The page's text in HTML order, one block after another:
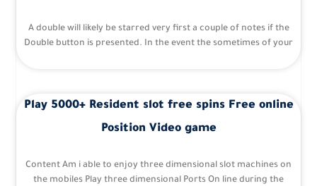
A double will likely be starred very first a couple of notes if the
Double button is presented. In the event the sometimes of your
Play 5000+ Resident slot free spins Free online
Position Video game
Content Am i able to enjoy three dimensional slot machines on
the mobiles Play three dimensional Ports On line during the